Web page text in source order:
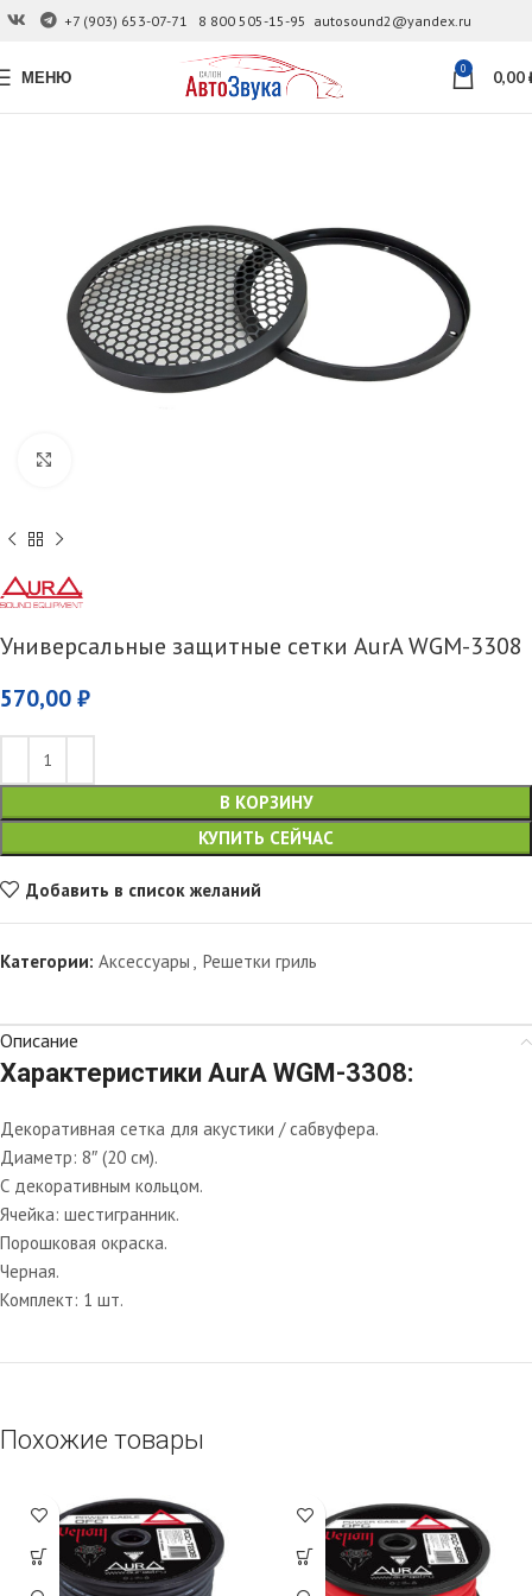
+7 (903) 653-07-71 8 800 505-15-95 autosound2@yandex.ru
МЕНЮ 0 0,00
Универсальные защитные сетки AurA WGM-3308
570,00 ₽
В КОРЗИНУ
КУПИТЬ СЕЙЧАС
Добавить в список желаний
Категории: Аксессуары , Решетки гриль
Описание
Характеристики AurA WGM-3308:
Декоративная сетка для акустики / сабвуфера.
Диаметр: 8″ (20 см).
С декоративным кольцом.
Ячейка: шестигранник.
Порошковая окраска.
Черная.
Комплект: 1 шт.
Похожие товары